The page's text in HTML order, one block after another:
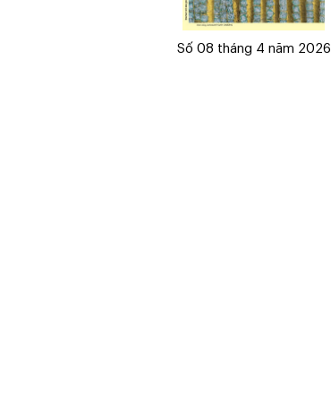
Số 08 tháng 4 năm 2026